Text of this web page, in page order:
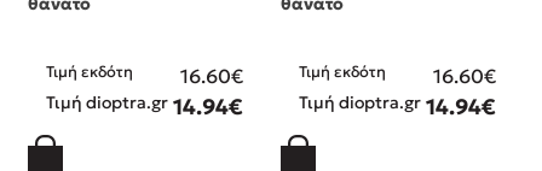
Πάνω, κάτω, μπροστά, πίσω
Τιμή εκδότη 16.60€
Τιμή dioptra.gr 14.94€
Τιμή εκδότη 16.60€
Τιμή dioptra.gr 14.94€